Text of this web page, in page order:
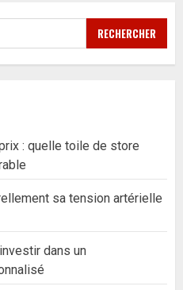
: quelle toile de store
sa tension artérielle
dans un